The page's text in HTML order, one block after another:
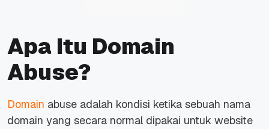
Apa Itu Domain
Abuse?
Domain abuse adalah kondisi ketika sebuah nama
domain yang secara normal dipakai untuk website